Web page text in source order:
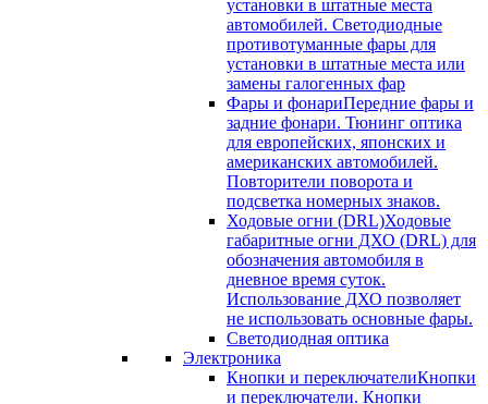
установки в штатные места
автомобилей. Светодиодные
противотуманные фары для
установки в штатные места или
замены галогенных фар
Фары и фонариПередние фары и
задние фонари. Тюнинг оптика
для европейских, японских и
американских автомобилей.
Повторители поворота и
подсветка номерных знаков.
Ходовые огни (DRL)Ходовые
габаритные огни ДХО (DRL) для
обозначения автомобиля в
дневное время суток.
Использование ДХО позволяет
не использовать основные фары.
Светодиодная оптика
Электроника
Кнопки и переключателиКнопки
и переключатели. Кнопки